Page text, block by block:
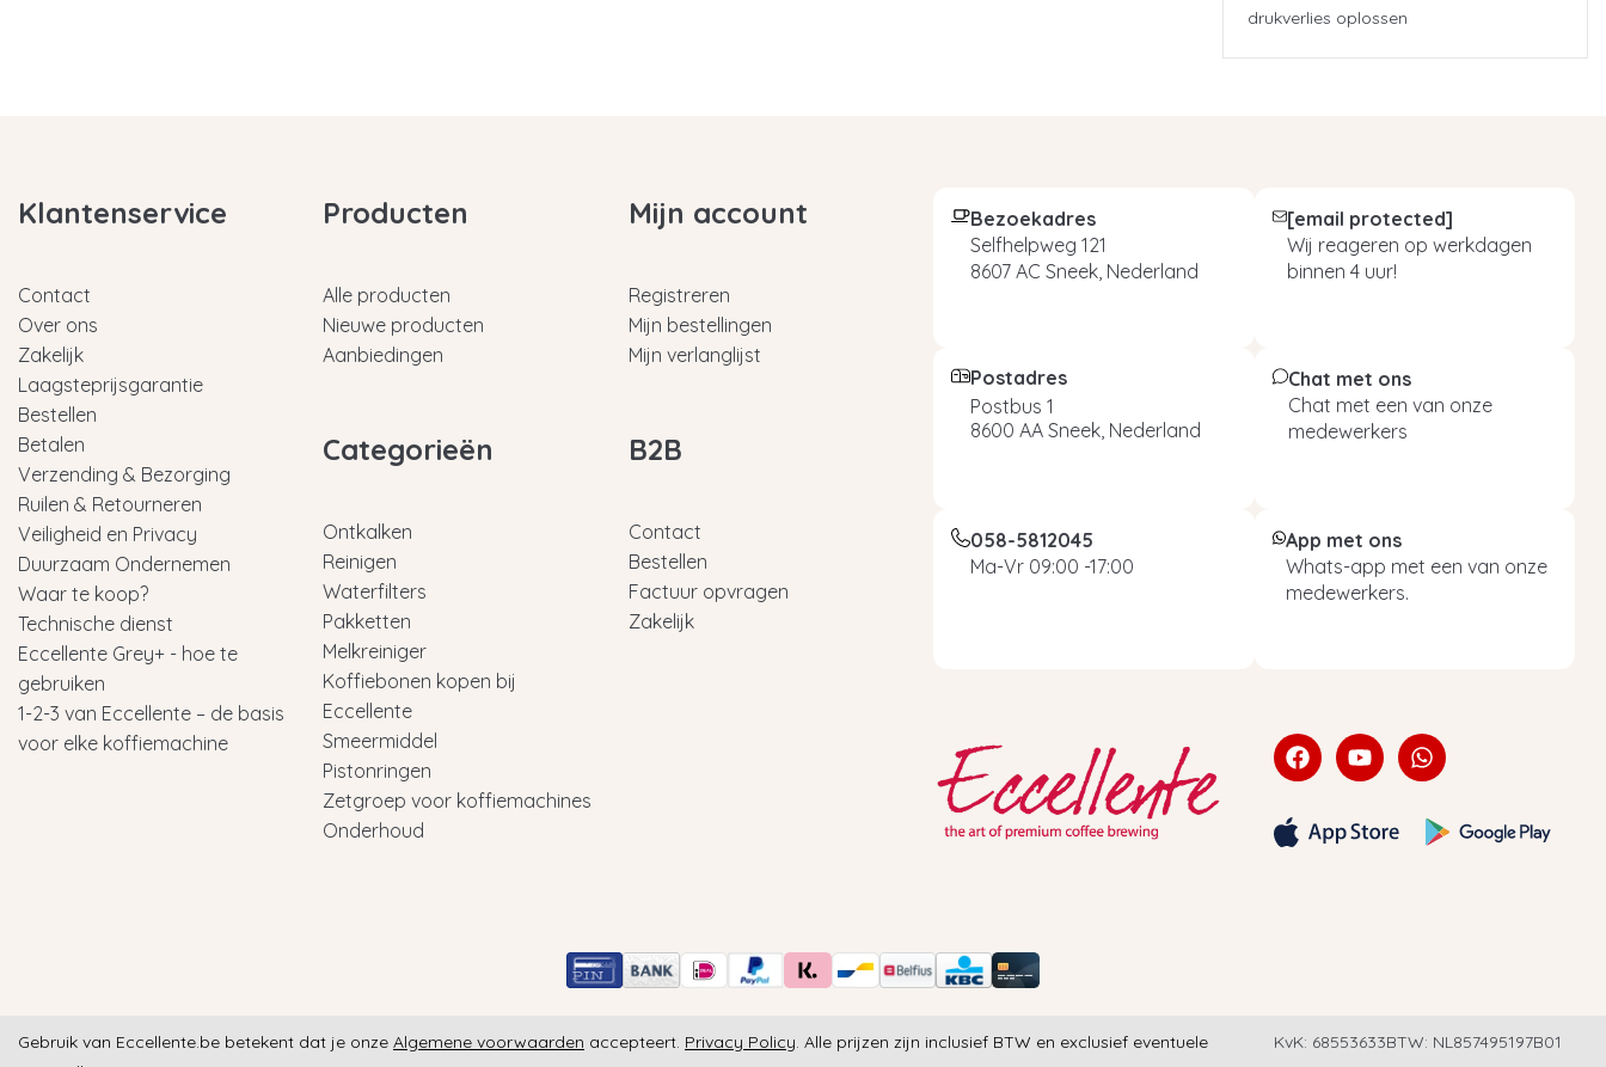
drukverlies oplossen
Klantenservice
Contact
Over ons
Zakelijk
Laagsteprijsgarantie
Bestellen
Betalen
Verzending & Bezorging
Ruilen & Retourneren
Veiligheid en Privacy
Duurzaam Ondernemen
Waar te koop?
Technische dienst
Eccellente Grey+ - hoe te
gebruiken
1-2-3 van Eccellente – de basis
voor elke koffiemachine
Producten
Alle producten
Nieuwe producten
Aanbiedingen
Categorieën
Ontkalken
Reinigen
Waterfilters
Pakketten
Melkreiniger
Koffiebonen kopen bij
Eccellente
Smeermiddel
Pistonringen
Zetgroep voor koffiemachines
Onderhoud
Mijn account
Registreren
Mijn bestellingen
Mijn verlanglijst
B2B
Contact
Bestellen
Factuur opvragen
Zakelijk
Bezoekadres
Selfhelpweg 121
8607 AC Sneek, Nederland
[email protected]
Wij reageren op werkdagen
binnen 4 uur!
Postadres
Postbus 1
8600 AA Sneek, Nederland
Chat met ons
Chat met een van onze
medewerkers
058-5812045
Ma-Vr 09:00 -17:00
App met ons
Whats-app met een van onze
medewerkers.
Gebruik van Eccellente.be betekent dat je onze Algemene voorwaarden accepteert. Privacy Policy. Alle prijzen zijn inclusief BTW en exclusief eventuele
KvK: 68553633BTW: NL857495197B01